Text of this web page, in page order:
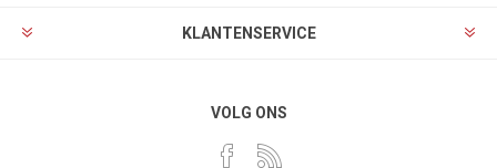
KLANTENSERVICE
VOLG ONS